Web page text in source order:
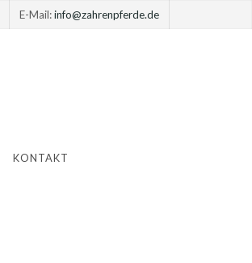
E-Mail:info@zahrenpferde.de
KONTAKT